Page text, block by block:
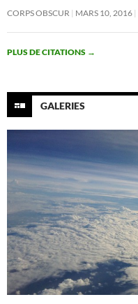
CORPS OBSCUR MARS 10, 2016
PLUS DE CITATIONS →
GALERIES